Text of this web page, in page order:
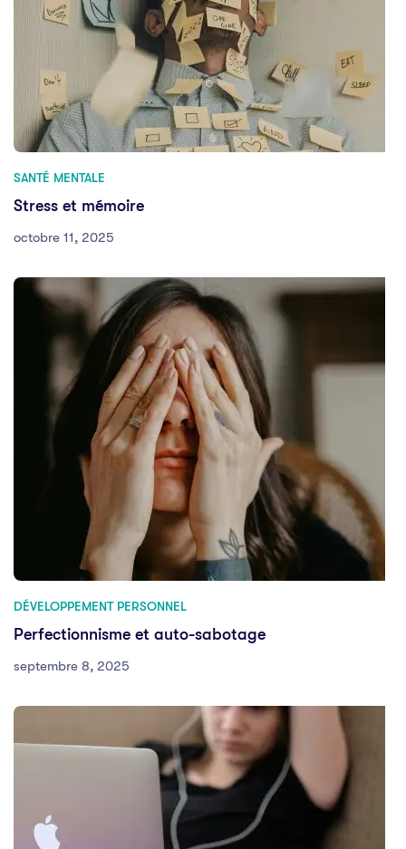
SANTÉ MENTALE
Stress et mémoire
octobre 11, 2025
DÉVELOPPEMENT PERSONNEL
Perfectionnisme et auto-sabotage
septembre 8, 2025